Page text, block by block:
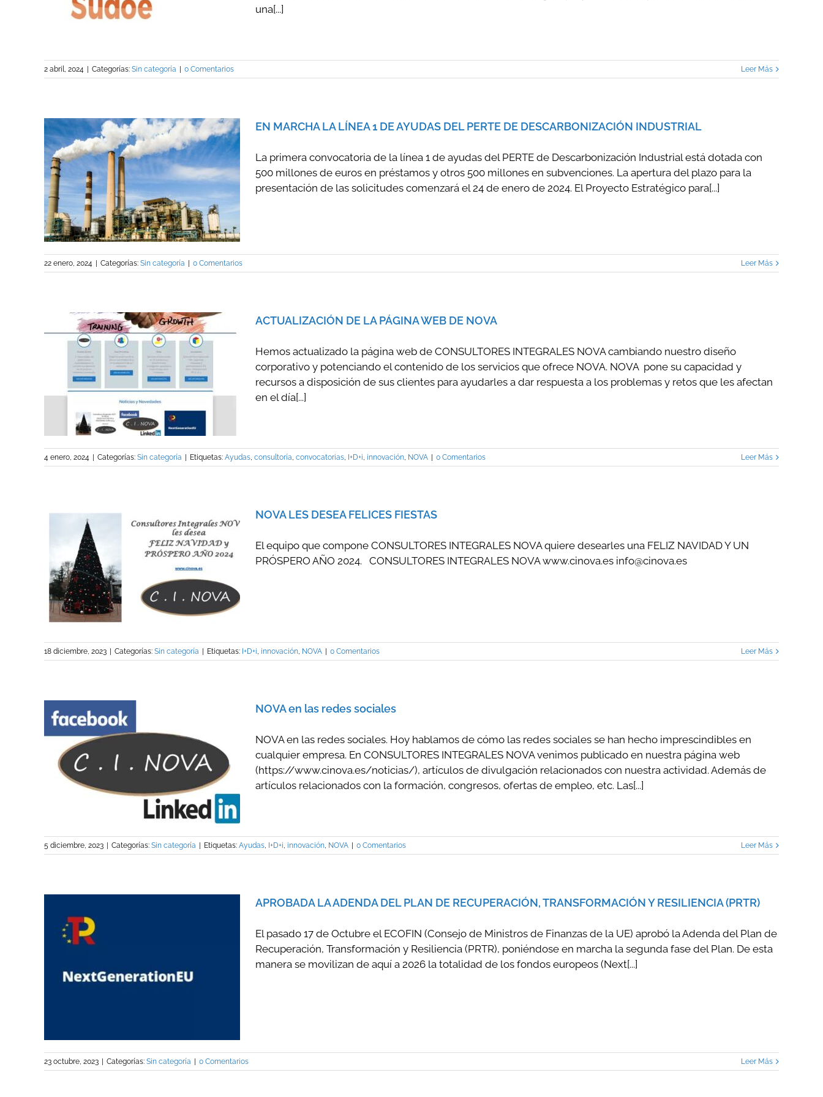
una[...]
2 abril, 2024 Categorías: Sin categoría 0 Comentarios Leer Más
EN MARCHA LA LÍNEA 1 DE AYUDAS DEL PERTE DE DESCARBONIZACIÓN INDUSTRIAL
La primera convocatoria de la línea 1 de ayudas del PERTE de Descarbonización Industrial está dotada con
500 millones de euros en préstamos y otros 500 millones en subvenciones. La apertura del plazo para la
presentación de las solicitudes comenzará el 24 de enero de 2024. El Proyecto Estratégico para[...]
22 enero, 2024 Categorías: Sin categoría 0 Comentarios Leer Más
ACTUALIZACIÓN DE LA PÁGINA WEB DE NOVA
Hemos actualizado la página web de CONSULTORES INTEGRALES NOVA cambiando nuestro diseño
corporativo y potenciando el contenido de los servicios que ofrece NOVA. NOVA pone su capacidad y
recursos a disposición de sus clientes para ayudarles a dar respuesta a los problemas y retos que les afectan
en el día[...]
4 enero, 2024 Categorías: Sin categoría Etiquetas: Ayudas, consultoría, convocatorias, I+D+i, innovación, NOVA 0 Comentarios Leer Más
NOVA LES DESEA FELICES FIESTAS
El equipo que compone CONSULTORES INTEGRALES NOVA quiere desearles una FELIZ NAVIDAD Y UN
PRÓSPERO AÑO 2024. CONSULTORES INTEGRALES NOVA www.cinova.es info@cinova.es
18 diciembre, 2023 Categorías: Sin categoría Etiquetas: I+D+i, innovación, NOVA 0 Comentarios Leer Más
NOVA en las redes sociales
NOVA en las redes sociales. Hoy hablamos de cómo las redes sociales se han hecho imprescindibles en
cualquier empresa. En CONSULTORES INTEGRALES NOVA venimos publicado en nuestra página web
(https://www.cinova.es/noticias/), artículos de divulgación relacionados con nuestra actividad. Además de
artículos relacionados con la formación, congresos, ofertas de empleo, etc. Las[...]
5 diciembre, 2023 Categorías: Sin categoría Etiquetas: Ayudas, I+D+i, innovación, NOVA 0 Comentarios Leer Más
APROBADA LA ADENDA DEL PLAN DE RECUPERACIÓN, TRANSFORMACIÓN Y RESILIENCIA (PRTR)
El pasado 17 de Octubre el ECOFIN (Consejo de Ministros de Finanzas de la UE) aprobó la Adenda del Plan de
Recuperación, Transformación y Resiliencia (PRTR), poniéndose en marcha la segunda fase del Plan. De esta
manera se movilizan de aquí a 2026 la totalidad de los fondos europeos (Next[...]
23 octubre, 2023 | Categorías: Sin categoría | 0 Comentarios Leer Más